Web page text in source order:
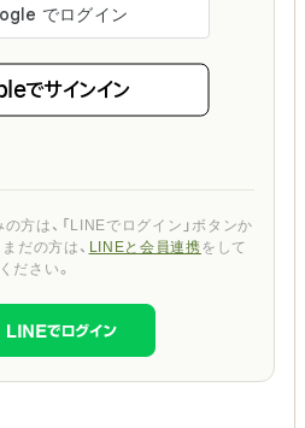
でサインイン
方は、「LINEでログイン」ボタンか
だの方は、 LINEと会員連携をして
ください。